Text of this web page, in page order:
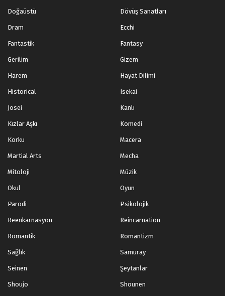
Doğaüstü Dövüş Sanatları
Dram Ecchi
Fantastik Fantasy
Gerilim Gizem
Harem Hayat Dilimi
Historical Isekai
Josei Kanlı
Kızlar Aşkı Komedi
Korku Macera
Martial Arts Mecha
Mitoloji Müzik
Okul Oyun
Parodi Psikolojik
Reenkarnasyon Reincarnation
Romantik Romantizm
Sağlık Samuray
Seinen Şeytanlar
Shoujo Shounen